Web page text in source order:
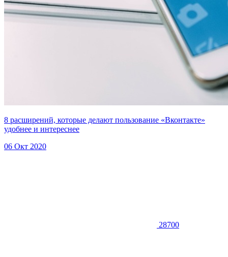
8 расширений, которые делают пользование «Вконтакте»
удобнее и интереснее
06 Окт 2020
28700